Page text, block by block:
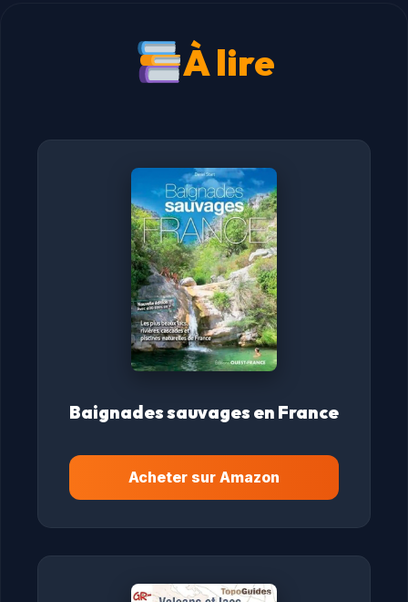
À lire
Baignades sauvages en France
Acheter sur Amazon